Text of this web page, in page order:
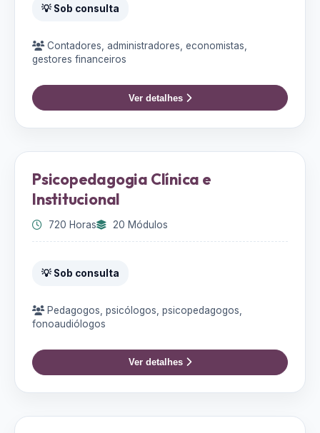
💡 Sob consulta
Contadores, administradores, economistas,
gestores financeiros
Ver detalhes
Psicopedagogia Clínica e
Institucional
720 Horas 20 Módulos
💡 Sob consulta
Pedagogos, psicólogos, psicopedagogos,
fonoaudiólogos
Ver detalhes